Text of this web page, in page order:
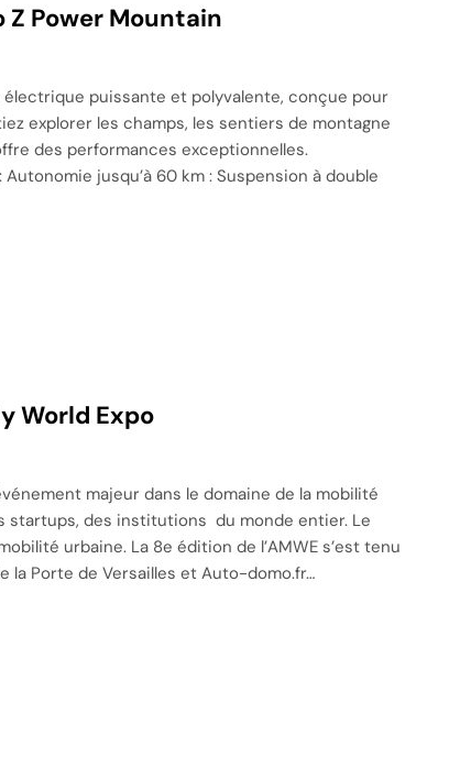
Power Mountain
puissante et polyvalente, conçue pour
explorer les champs, les sentiers de montagne
des performances exceptionnelles.
jusqu’à 60 km : Suspension à double
World Expo
majeur dans le domaine de la mobilité
startups, des institutions du monde entier. Le
urbaine. La 8e édition de l’AMWE s’est tenu
la Porte de Versailles et Auto-domo.fr…